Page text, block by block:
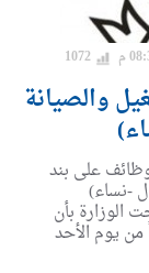
م 1072
والصيانة
على بند
-نساء)
بأن
من يوم الأحد